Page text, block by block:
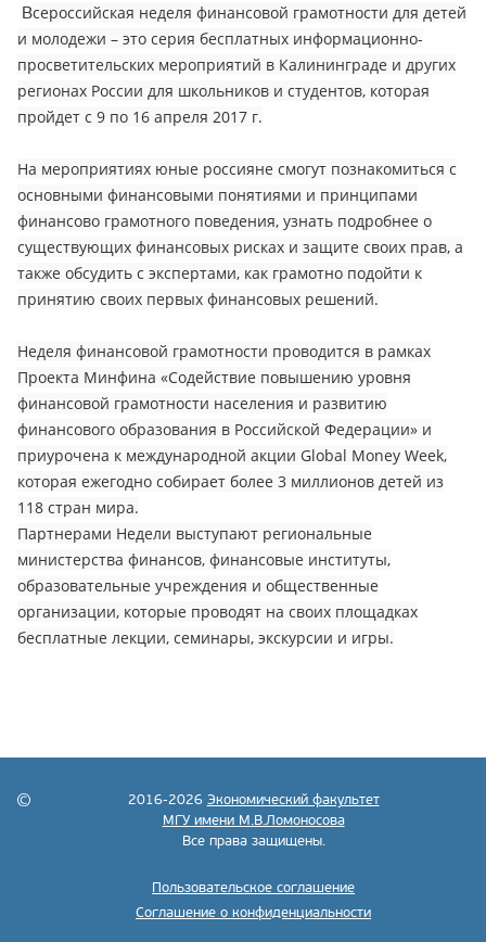
Всероссийская неделя финансовой грамотности для детей
и молодежи – это серия бесплатных информационно-
просветительских мероприятий в Калининграде и других
регионах России для школьников и студентов, которая
пройдет с 9 по 16 апреля 2017 г.
На мероприятиях юные россияне смогут познакомиться с
основными финансовыми понятиями и принципами
финансово грамотного поведения, узнать подробнее о
существующих финансовых рисках и защите своих прав, а
также обсудить с экспертами, как грамотно подойти к
принятию своих первых финансовых решений.
Неделя финансовой грамотности проводится в рамках
Проекта Минфина «Содействие повышению уровня
финансовой грамотности населения и развитию
финансового образования в Российской Федерации» и
приурочена к международной акции Global Money Week,
которая ежегодно собирает более 3 миллионов детей из
118 стран мира.
Партнерами Недели выступают региональные
министерства финансов, финансовые институты,
образовательные учреждения и общественные
организации, которые проводят на своих площадках
бесплатные лекции, семинары, экскурсии и игры.
2016-2026 Экономический факультет
МГУ имени М.В.Ломоносова
Все права защищены.
Пользовательское соглашение
Соглашение о конфиденциальности